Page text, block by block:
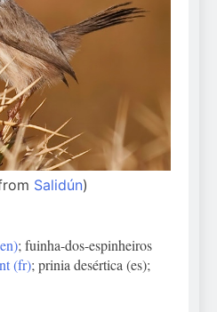
Salidún)
; fuinha-dos-espinheiros
(fr); prinia desértica (es);